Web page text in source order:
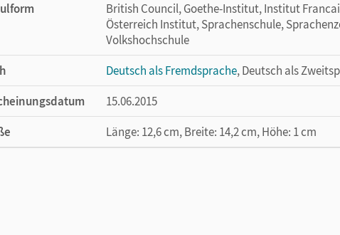
British Council, Goethe-Institut, Institut
Österreich Institut, Sprachenschule,
Volkshochschule
Deutsch als Fremdsprache, Deutsch als
15.06.2015
Länge: 12,6 cm, Breite: 14,2 cm, Höhe: 1 cm